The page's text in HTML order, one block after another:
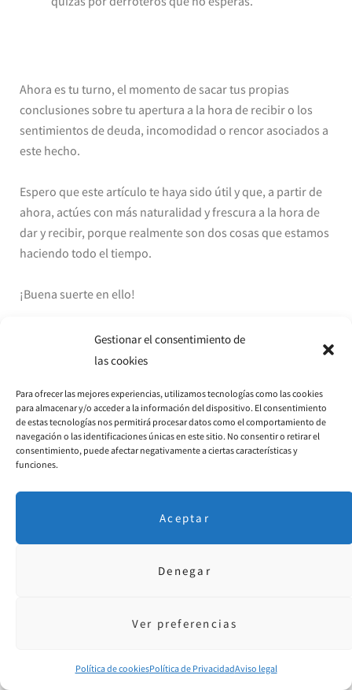
Gestionar el consentimiento de
las cookies
Para ofrecer las mejores experiencias, utilizamos tecnologías como las cookies
para almacenar y/o acceder a la información del dispositivo. El consentimiento
de estas tecnologías nos permitirá procesar datos como el comportamiento de
navegación o las identificaciones únicas en este sitio. No consentir o retirar el
consentimiento, puede afectar negativamente a ciertas características y
funciones.
Aceptar
Denegar
Ver preferencias
Política de cookiesPolítica de PrivacidadAviso legal
Ahora es tu turno, el momento de sacar tus propias
conclusiones sobre tu apertura a la hora de recibir o los
sentimientos de deuda, incomodidad o rencor asociados a
este hecho.
Espero que este artículo te haya sido útil y que, a partir de
ahora, actúes con más naturalidad y frescura a la hora de
dar y recibir, porque realmente son dos cosas que estamos
haciendo todo el tiempo.
¡Buena suerte en ello!
Créditos de las imágenes:
Imagen destacada:Sin título, de Lauren Rushing, a través
de Flickr Creative Commons.
Lauren Rushing
Sobre mí, la autora de este texto
i nombre es